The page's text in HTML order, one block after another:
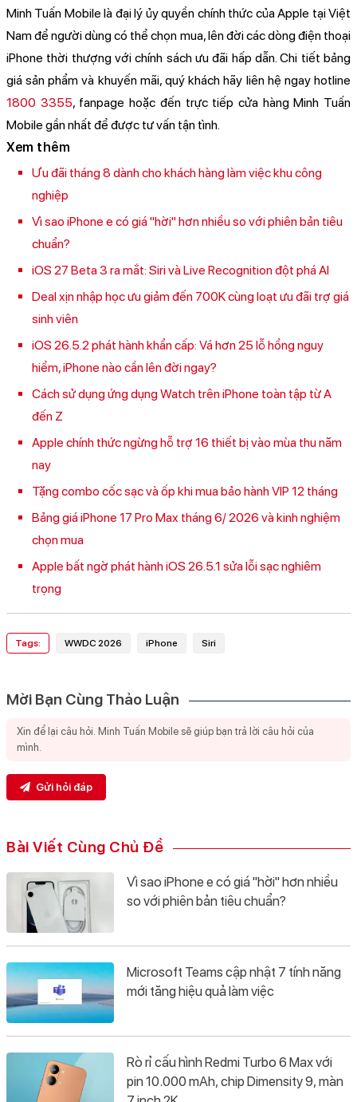
Minh Tuấn Mobile là đại lý ủy quyền chính thức của Apple tại Việt
Nam để người dùng có thể chọn mua, lên đời các dòng điện thoại
iPhone thời thượng với chính sách ưu đãi hấp dẫn. Chi tiết bảng
giá sản phẩm và khuyến mãi, quý khách hãy liên hệ ngay hotline
1800 3355, fanpage hoặc đến trực tiếp cửa hàng Minh Tuấn
Mobile gần nhất để được tư vấn tận tình.
Xem thêm
Ưu đãi tháng 8 dành cho khách hàng làm việc khu công
nghiệp
Vì sao iPhone e có giá "hời" hơn nhiều so với phiên bản tiêu
chuẩn?
iOS 27 Beta 3 ra mắt: Siri và Live Recognition đột phá AI
Deal xịn nhập học ưu giảm đến 700K cùng loạt ưu đãi trợ giá
sinh viên
iOS 26.5.2 phát hành khẩn cấp: Vá hơn 25 lỗ hổng nguy
hiểm, iPhone nào cần lên đời ngay?
Cách sử dụng ứng dụng Watch trên iPhone toàn tập từ A
đến Z
Apple chính thức ngừng hỗ trợ 16 thiết bị vào mùa thu năm
nay
Tặng combo cốc sạc và ốp khi mua bảo hành VIP 12 tháng
Bảng giá iPhone 17 Pro Max tháng 6/ 2026 và kinh nghiệm
chọn mua
Apple bất ngờ phát hành iOS 26.5.1 sửa lỗi sạc nghiêm
trọng
Tags: WWDC 2026 iPhone Siri
Mời Bạn Cùng Thảo Luận
Gửi hỏi đáp
Bài Viết Cùng Chủ Đề
Vì sao iPhone e có giá "hời" hơn nhiều
so với phiên bản tiêu chuẩn?
Microsoft Teams cập nhật 7 tính năng
mới tăng hiệu quả làm việc
Rò rỉ cấu hình Redmi Turbo 6 Max với
pin 10.000 mAh, chip Dimensity 9, màn